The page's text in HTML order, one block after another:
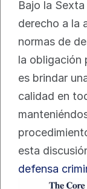
Bajo la
derecho a la
normas de
la obligación
es brindar
calidad en
esta
defensa